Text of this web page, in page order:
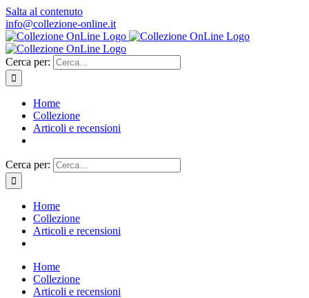
Salta al contenuto
info@collezione-online.it
Cerca per:
Home
Collezione
Articoli e recensioni
Cerca per:
Home
Collezione
Articoli e recensioni
Home
Collezione
Articoli e recensioni